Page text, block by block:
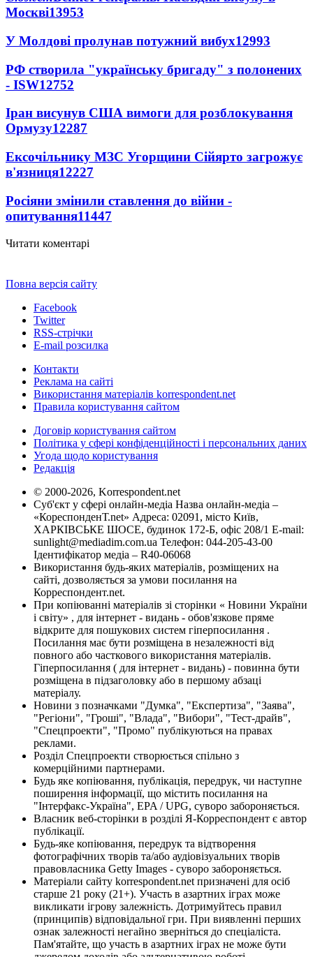
Москві13953
У Молдові пролунав потужний вибух12993
РФ створила "українську бригаду" з полонених
- ISW12752
Іран висунув США вимоги для розблокування
Ормузу12287
Ексочільнику МЗС Угорщини Сійярто загрожує
в'язниця12227
Росіяни змінили ставлення до війни -
опитування11447
Читати коментарі
Повна версія сайту
Facebook
Twitter
RSS-стрічки
E-mail розсилка
Контакти
Реклама на сайті
Використання матеріалів korrespondent.net
Правила користування сайтом
Договір користування сайтом
Політика у сфері конфіденційності і персональних даних
Угода щодо користування
Редакція
© 2000-2026, Korrespondent.net
Суб'єкт у сфері онлайн-медіа Назва онлайн-медіа –
«КореспонденТ.net» Адреса: 02091, місто Київ,
ХАРКІВСЬКЕ ШОСЕ, будинок 172-Б, офіс 208/1 E-mail:
sunlight@mediadim.com.ua Телефон: 044-205-43-00
Ідентифікатор медіа – R40-06068
Використання будь-яких матеріалів, розміщених на
сайті, дозволяється за умови посилання на
Корреспондент.net.
При копіюванні матеріалів зі сторінки « Новини України
і світу» , для інтернет - видань - обов'язкове пряме
відкрите для пошукових систем гіперпосилання .
Посилання має бути розміщена в незалежності від
повного або часткового використання матеріалів.
Гіперпосилання ( для інтернет - видань) - повинна бути
розміщена в підзаголовку або в першому абзаці
матеріалу.
Новини з позначками "Думка", "Експертиза", "Заява",
"Регіони", "Гроші", "Влада", "Вибори", "Тест-драйв",
"Спецпроекти", "Промо" публікуються на правах
реклами.
Розділ Спецпроекти створюється спільно з
комерційними партнерами.
Будь яке копіювання, публікація, передрук, чи наступне
поширення інформації, що містить посилання на
"Інтерфакс-Україна", EPA / UPG, суворо забороняється.
Власник веб-сторінки в розділі Я-Корреспондент є автор
публікації.
Будь-яке копіювання, передрук та відтворення
фотографічних творів та/або аудіовізуальних творів
правовласника Getty Images - суворо забороняється.
Матеріали сайту korrespondent.net призначені для осіб
старше 21 року (21+). Участь в азартних іграх може
викликати ігрову залежність. Дотримуйтесь правил
(принципів) відповідальної гри. При виявленні перших
ознак залежності негайно зверніться до спеціаліста.
Пам'ятайте, що участь в азартних іграх не може бути